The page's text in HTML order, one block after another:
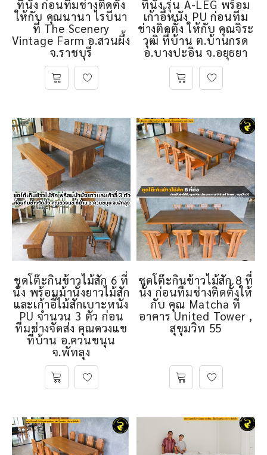
ที่นั่ง ก่อนทีมช่างติดตั้ง
ให้กับ คุณนานา ไรบีนา
ที่ The Scenery
Vintage Farm อ.สวนผึ้ง
จ.ราชบุรี
ที่นั่ง รุ่น A-LEG พร้อม
เก้าอี้หนัง PU ก่อนทีม
ช่างติดตั้ง ให้กับ คุณจิระ
วุฒิ ที่บ้าน ต.บ้านกรด
อ.บางปะอิน จ.อยุธยา
ชุดโต๊ะกินข้าวไม้สัก 6 ที่
นั่ง พร้อมม้านั่งยาวไม้สัก
และเก้าอี้ไม้สักเบาะหนัง
PU จำนวน 3 ตัว ก่อน
ทีมช่างจัดส่ง คุณดวงแข
ที่บ้าน อ.ควนขนุน
จ.พัทลุง
ชุดโต๊ะกินข้าวไม้สัก 8 ที่
นั่ง ก่อนทีมช่างติดตั้งให้
กับ คุณ Matcha ที่
อาคาร United Tower ,
สุขุมวิท 55